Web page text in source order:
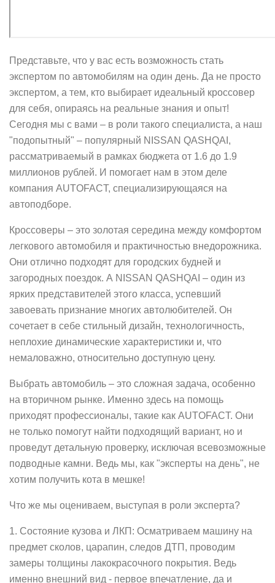
Представьте, что у вас есть возможность стать
экспертом по автомобилям на один день. Да не просто
экспертом, а тем, кто выбирает идеальный кроссовер
для себя, опираясь на реальные знания и опыт!
Сегодня мы с вами – в роли такого специалиста, а наш
"подопытный" – популярный NISSAN QASHQAI,
рассматриваемый в рамках бюджета от 1.6 до 1.9
миллионов рублей. И помогает нам в этом деле
компания AUTOFACT, специализирующаяся на
автоподборе.
Кроссоверы – это золотая середина между комфортом
легкового автомобиля и практичностью внедорожника.
Они отлично подходят для городских будней и
загородных поездок. А NISSAN QASHQAI – один из
ярких представителей этого класса, успевший
завоевать признание многих автолюбителей. Он
сочетает в себе стильный дизайн, технологичность,
неплохие динамические характеристики и, что
немаловажно, относительно доступную цену.
Выбрать автомобиль – это сложная задача, особенно
на вторичном рынке. Именно здесь на помощь
приходят профессионалы, такие как AUTOFACT. Они
не только помогут найти подходящий вариант, но и
проведут детальную проверку, исключая всевозможные
подводные камни. Ведь мы, как "эксперты на день", не
хотим получить кота в мешке!
Что же мы оцениваем, выступая в роли эксперта?
1. Состояние кузова и ЛКП: Осматриваем машину на
предмет сколов, царапин, следов ДТП, проводим
замеры толщины лакокрасочного покрытия. Ведь
именно внешний вид - первое впечатление, да и